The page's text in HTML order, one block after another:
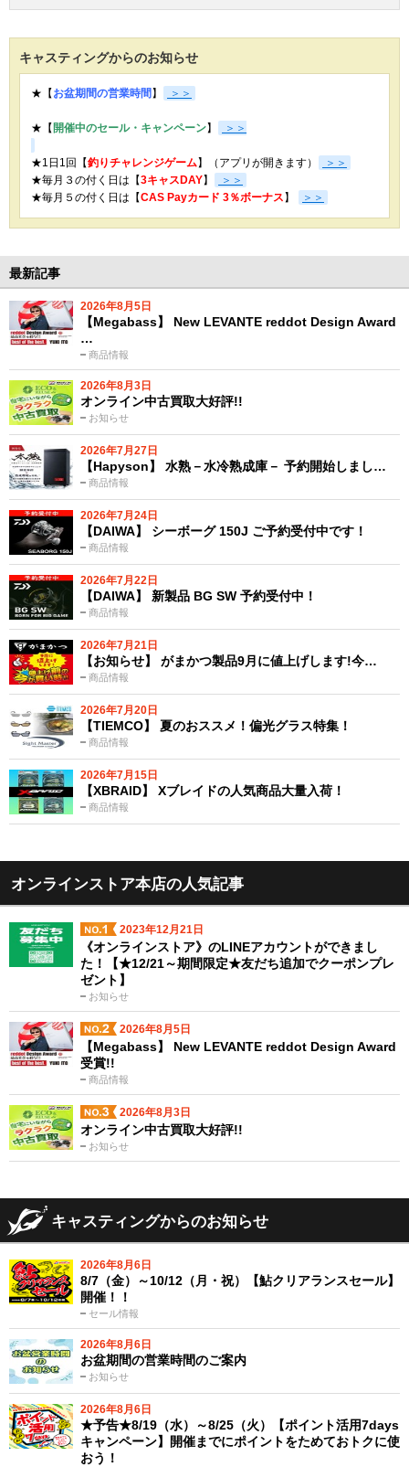
キャスティングからのお知らせ
★【 お盆期間の営業時間 】 ＞＞
★【 開催中のセール・キャンペーン】 ＞＞
★1日1回【釣りチャレンジゲーム】（アプリが開きます）
＞＞
★毎月３の付く日は【3キャスDAY】
＞＞
★毎月５の付く日は【CAS Payカード 3％ボーナス 】 ＞＞
最新記事
2026年8月5日
商品情報
【Megabass】 New LEVANTE reddot Design Award
…
2026年8月3日
お知らせ
オンライン中古買取大好評!!
2026年7月27日
商品情報
【Hapyson】 水熟－水冷熟成庫－ 予約開始しまし…
2026年7月24日
商品情報
【DAIWA】 シーボーグ 150J ご予約受付中です！
2026年7月22日
商品情報
【DAIWA】 新製品 BG SW 予約受付中！
2026年7月21日
商品情報
【お知らせ】 がまかつ製品9月に値上げします!今…
2026年7月20日
商品情報
【TIEMCO】 夏のおススメ！偏光グラス特集！
2026年7月15日
商品情報
【XBRAID】 Xブレイドの人気商品大量入荷！
オンラインストア本店の人気記事
2023年12月21日
お知らせ
《オンラインストア》のLINEアカウントができまし
た！【★12/21～期間限定★友だち追加でクーポンプレ
ゼント】
2026年8月5日
商品情報
【Megabass】 New LEVANTE reddot Design Award
受賞!!
2026年8月3日
お知らせ
オンライン中古買取大好評!!
キャスティングからのお知らせ
2026年8月6日
セール情報
8/7（金）～10/12（月・祝）【鮎クリアランスセール】
開催！！
2026年8月6日
お知らせ
お盆期間の営業時間のご案内
2026年8月6日
★予告★8/19（水）～8/25（火）【ポイント活用7days
キャンペーン】開催までにポイントをためておトクに使
おう！